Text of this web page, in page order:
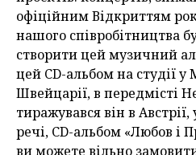
офіційним Відкриттям
нашого співробітництва
створити цей музичний
цей CD-альбом на студії у
Швейцарії, в передмісті
тиражувався він в
речі, СD-альбом «Любов і
ви можете вільно